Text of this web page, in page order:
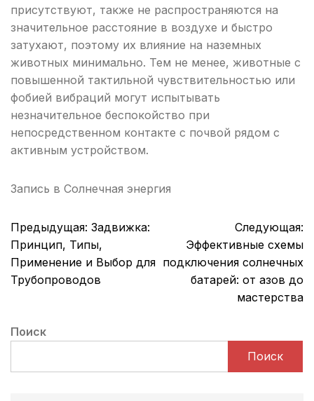
присутствуют, также не распространяются на
значительное расстояние в воздухе и быстро
затухают, поэтому их влияние на наземных
животных минимально. Тем не менее, животные с
повышенной тактильной чувствительностью или
фобией вибраций могут испытывать
незначительное беспокойство при
непосредственном контакте с почвой рядом с
активным устройством.
Запись в Солнечная энергия
Навигация
по
записям
Предыдущая: Задвижка:
Принцип, Типы,
Применение и Выбор для
Трубопроводов
Следующая:
Эффективные схемы
подключения солнечных
батарей: от азов до
мастерства
Поиск
Поиск